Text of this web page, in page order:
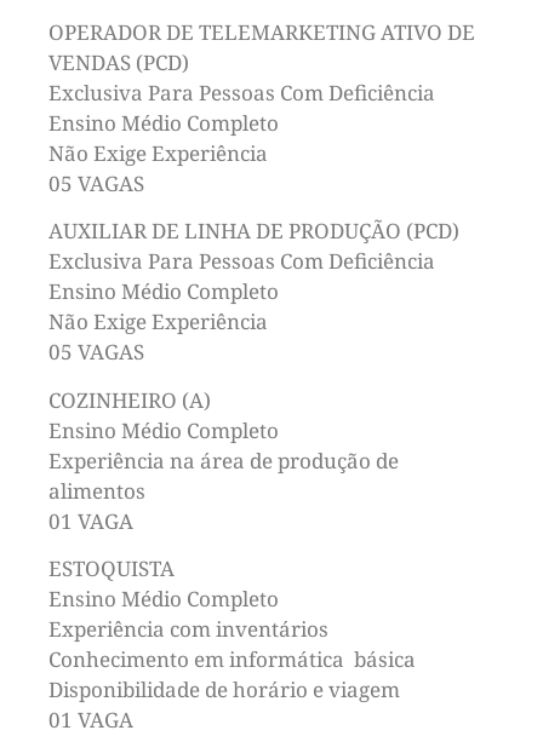
OPERADOR DE TELEMARKETING ATIVO DE
VENDAS (PCD)
Exclusiva Para Pessoas Com Deficiência
Ensino Médio Completo
Não Exige Experiência
05 VAGAS
AUXILIAR DE LINHA DE PRODUÇÃO (PCD)
Exclusiva Para Pessoas Com Deficiência
Ensino Médio Completo
Não Exige Experiência
05 VAGAS
COZINHEIRO (A)
Ensino Médio Completo
Experiência na área de produção de
alimentos
01 VAGA
ESTOQUISTA
Ensino Médio Completo
Experiência com inventários
Conhecimento em informática básica
Disponibilidade de horário e viagem
01 VAGA